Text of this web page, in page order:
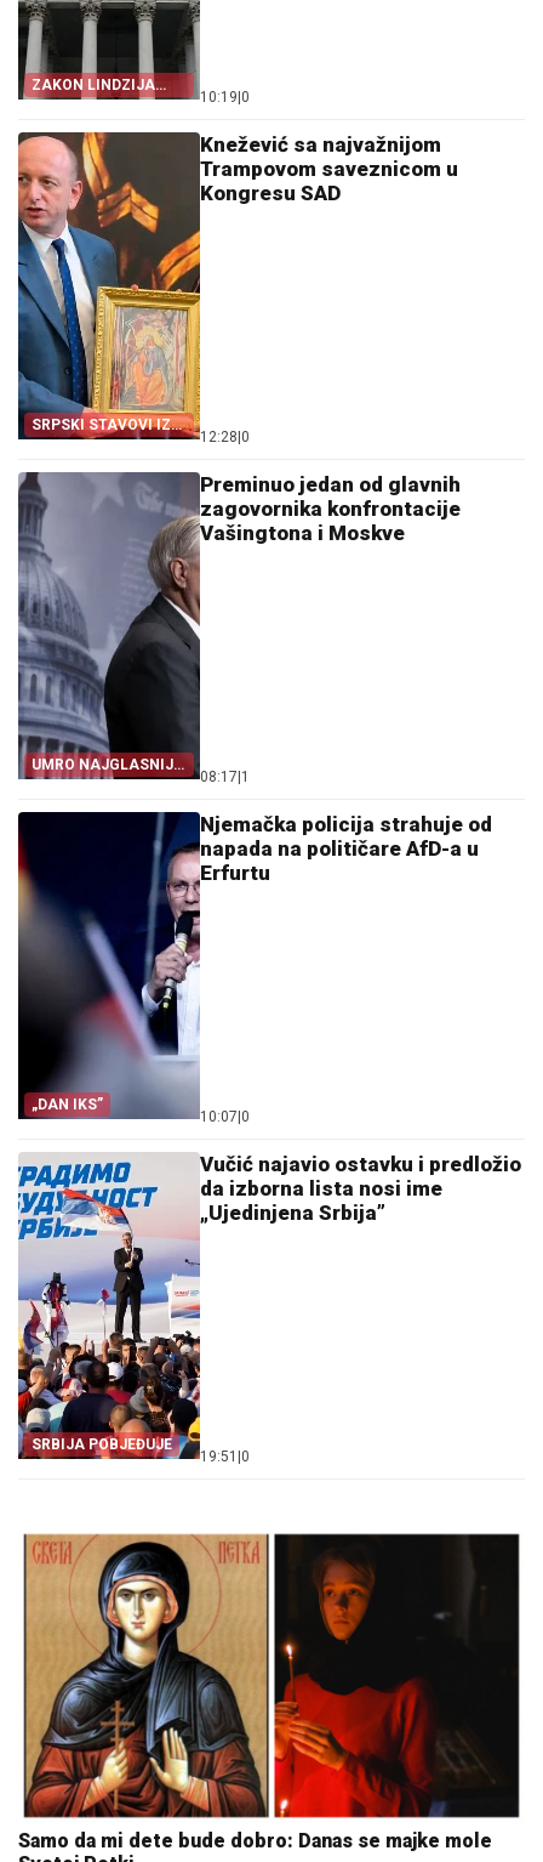
ZAKON LINDZIJA
GREJEMA
10:19 0
SRPSKI STAVOVI IZ
CRNE GORE
Knežević sa najvažnijom
Trampovom saveznicom u
Kongresu SAD
12:28 0
UMRO NAJGLASNIJI
JASTREB U SENATU
Preminuo jedan od glavnih
zagovornika konfrontacije
Vašingtona i Moskve
08:17 1
„DAN IKS”
Njemačka policija strahuje od
napada na političare AfD-a u
Erfurtu
10:07 0
SRBIJA POBJEĐUJE
Vučić najavio ostavku i predložio
da izborna lista nosi ime
„Ujedinjena Srbija”
19:51 0
Samo da mi dete bude dobro: Danas se majke mole